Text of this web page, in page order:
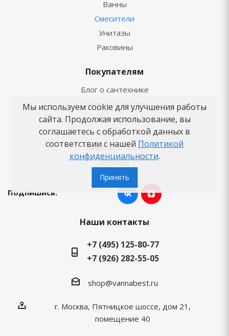
Ванны
Смесители
Унитазы
Раковины
Покупателям
Блог о сантехнике
Советы по выбору
Как заказать
Новости
Вопросы-ответы
Бренды
Подпишись:
Наши контакты
+7 (495) 125-80-77
+7 (926) 282-55-05
shop@vannabest.ru
г. Москва, Пятницкое шоссе, дом 21,
помещение 40
Мы используем cookie для улучшения работы
сайта. Продолжая использование, вы
соглашаетесь с обработкой данных в
соответствии с нашей Политикой
конфиденциальности.
Принять